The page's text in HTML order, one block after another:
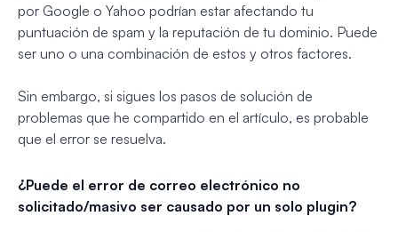
por Google o Yahoo podrían estar afectando tu
puntuación de spam y la reputación de tu dominio. Puede
ser uno o una combinación de estos y otros factores.
Sin embargo, si sigues los pasos de solución de
problemas que he compartido en el artículo, es probable
que el error se resuelva.
¿Puede el error de correo electrónico no
solicitado/masivo ser causado por un solo plugin?